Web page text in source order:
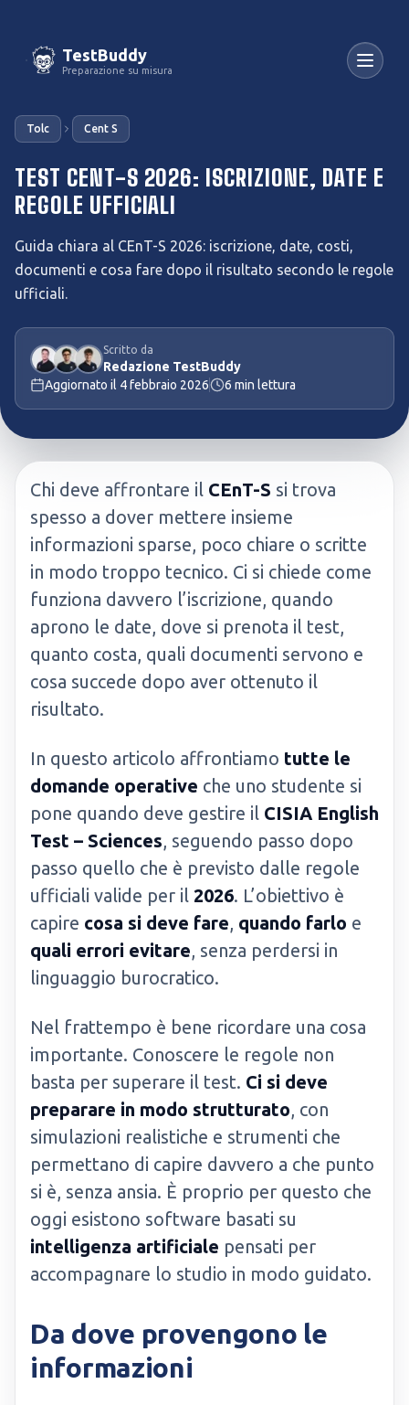
TestBuddy
Preparazione su misura
Tolc Cent S
TEST CENT-S 2026: ISCRIZIONE, DATE E
REGOLE UFFICIALI
Guida chiara al CEnT-S 2026: iscrizione, date, costi,
documenti e cosa fare dopo il risultato secondo le regole
ufficiali.
Scritto da
Redazione TestBuddy
Aggiornato il 4 febbraio 2026 6 min lettura
Chi deve affrontare il CEnT-S si trova
spesso a dover mettere insieme
informazioni sparse, poco chiare o scritte
in modo troppo tecnico. Ci si chiede come
funziona davvero l’iscrizione, quando
aprono le date, dove si prenota il test,
quanto costa, quali documenti servono e
cosa succede dopo aver ottenuto il
risultato.
In questo articolo affrontiamo tutte le
domande operative che uno studente si
pone quando deve gestire il CISIA English
Test – Sciences, seguendo passo dopo
passo quello che è previsto dalle regole
ufficiali valide per il 2026. L’obiettivo è
capire cosa si deve fare, quando farlo e
quali errori evitare, senza perdersi in
linguaggio burocratico.
Nel frattempo è bene ricordare una cosa
importante. Conoscere le regole non
basta per superare il test. Ci si deve
preparare in modo strutturato, con
simulazioni realistiche e strumenti che
permettano di capire davvero a che punto
si è, senza ansia. È proprio per questo che
oggi esistono software basati su
intelligenza artificiale pensati per
accompagnare lo studio in modo guidato.
Da dove provengono le
informazioni